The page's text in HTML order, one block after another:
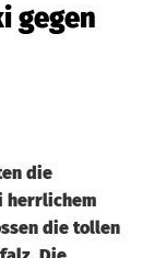
gegen
die
herrlichem
die tollen